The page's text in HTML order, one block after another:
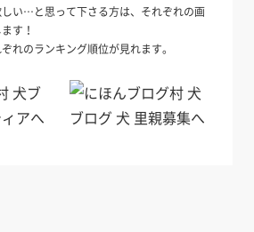
い…と思って下さる方は、それぞれの画
す！
れのランキング順位が見れます。